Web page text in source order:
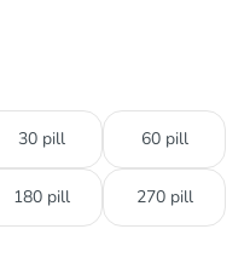
30 pill 60 pill
180 pill 270 pill